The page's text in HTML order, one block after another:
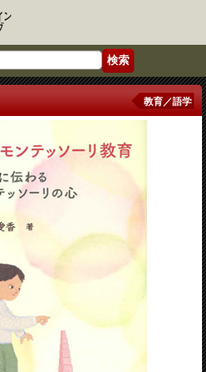
教育／語学